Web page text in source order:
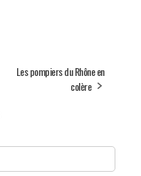
Les pompiers du Rhône en
colère